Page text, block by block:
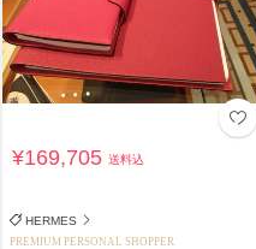
¥169,705送料込
HERMES
PREMIUM PERSONAL SHOPPER